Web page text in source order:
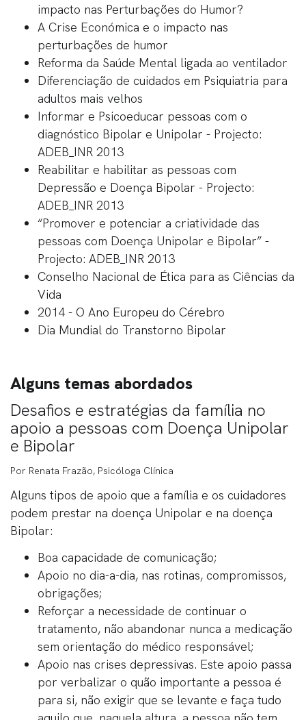
impacto nas Perturbações do Humor?
A Crise Económica e o impacto nas
perturbações de humor
Reforma da Saúde Mental ligada ao ventilador
Diferenciação de cuidados em Psiquiatria para
adultos mais velhos
Informar e Psicoeducar pessoas com o
diagnóstico Bipolar e Unipolar - Projecto:
ADEB_INR 2013
Reabilitar e habilitar as pessoas com
Depressão e Doença Bipolar - Projecto:
ADEB_INR 2013
“Promover e potenciar a criatividade das
pessoas com Doença Unipolar e Bipolar” -
Projecto: ADEB_INR 2013
Conselho Nacional de Ética para as Ciências da
Vida
2014 - O Ano Europeu do Cérebro
Dia Mundial do Transtorno Bipolar
Alguns temas abordados
Desafios e estratégias da família no
apoio a pessoas com Doença Unipolar
e Bipolar
Por Renata Frazão, Psicóloga Clínica
Alguns tipos de apoio que a família e os cuidadores
podem prestar na doença Unipolar e na doença
Bipolar:
Boa capacidade de comunicação;
Apoio no dia-a-dia, nas rotinas, compromissos,
obrigações;
Reforçar a necessidade de continuar o
tratamento, não abandonar nunca a medicação
sem orientação do médico responsável;
Apoio nas crises depressivas. Este apoio passa
por verbalizar o quão importante a pessoa é
para si, não exigir que se levante e faça tudo